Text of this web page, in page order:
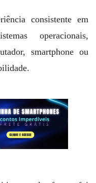
consistente em
operacionais,
smartphone ou